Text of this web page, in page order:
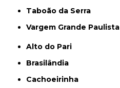
Taboão da Serra
Vargem Grande Paulista
Alto do Pari
Brasilândia
Cachoeirinha